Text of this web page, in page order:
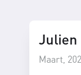
Julien
Maart,